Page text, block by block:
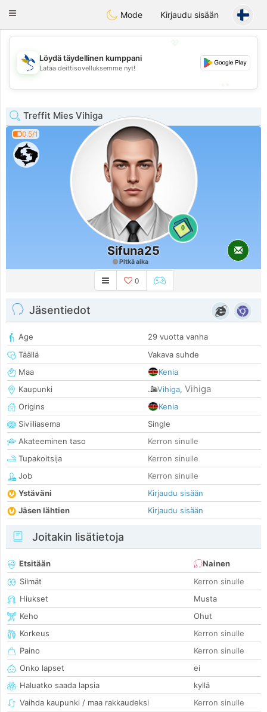
SvenskaDating
Toggle
Mode Kirjaudu sisään
💖
💕
Löydä täydellinen kumppani
Lataa deittisovelluksemme nyt!
Treffit Mies Vihiga
0.5/1
0
Sifuna25
Pitkä aika
0
Jäsentiedot
Age
29 vuotta vanha
Täällä
Vakava suhde
Maa
Kenia
Kaupunki
Vihiga, Vihiga
Origins
Kenia
Siviiliasema
Single
Akateeminen taso
Kerron sinulle
Tupakoitsija
Kerron sinulle
Job
Kerron sinulle
Ystäväni
Kirjaudu sisään
Jäsen lähtien
Kirjaudu sisään
Joitakin lisätietoja
Etsitään
Nainen
Silmät
Kerron sinulle
Hiukset
Musta
Keho
Ohut
Korkeus
Kerron sinulle
Paino
Kerron sinulle
Onko lapset
ei
Haluatko saada lapsia
kyllä
Vaihda kaupunki / maa rakkaudeksi
Kerron sinulle